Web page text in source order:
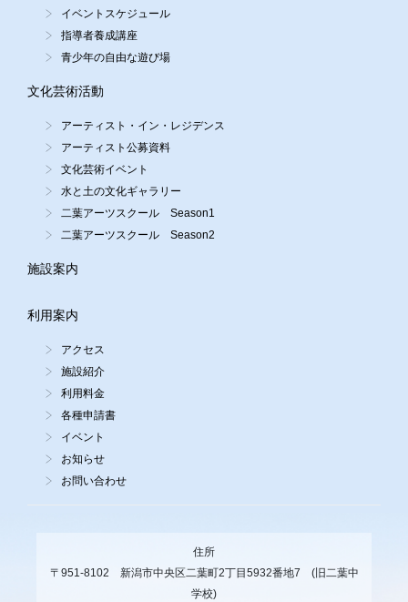
イベントスケジュール
指導者養成講座
青少年の自由な遊び場
文化芸術活動
アーティスト・イン・レジデンス
アーティスト公募資料
文化芸術イベント
水と土の文化ギャラリー
二葉アーツスクール Season1
二葉アーツスクール Season2
施設案内
利用案内
アクセス
施設紹介
利用料金
各種申請書
イベント
お知らせ
お問い合わせ
住所
〒951-8102 新潟市中央区二葉町2丁目5932番地7 (旧二葉中
学校)